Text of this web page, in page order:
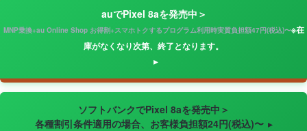
auでPixel 8aを発売中＞
MNP乗換+au Online Shop お得割+スマホトクするプログラム利用時実質負担額47円(税込)〜※在
庫がなくなり次第、終了となります。
ソフトバンクでPixel 8aを発売中＞
各種割引条件適用の場合、お客様負担額24円(税込)〜